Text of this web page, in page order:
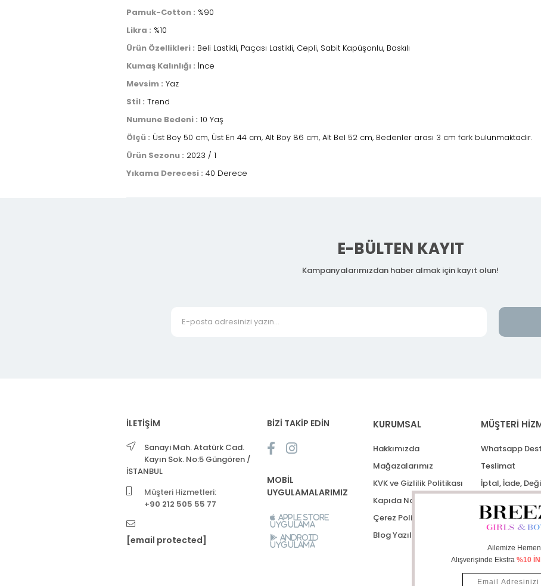
Pamuk-Cotton : %90
Likra : %10
Ürün Özellikleri : Beli Lastikli, Paçası Lastikli, Cepli, Sabit Kapüşonlu, Baskılı
Kumaş Kalınlığı : İnce
Mevsim : Yaz
Stil : Trend
Numune Bedeni : 10 Yaş
Ölçü : Üst Boy 50 cm, Üst En 44 cm, Alt Boy 86 cm, Alt Bel 52 cm, Bedenler arası 3 cm fark bulunmaktadır.
Ürün Sezonu : 2023 / 1
Yıkama Derecesi : 40 Derece
E-BÜLTEN KAYIT
Kampanyalarımızdan haber almak için kayıt olun!
İLETİŞİM
Sanayi Mah. Atatürk Cad.
Kayın Sok. No:5 Güngören /
İSTANBUL
Müşteri Hizmetleri:
+90 212 505 55 77
[email protected]
BİZİ TAKİP EDİN
MOBİL
UYGULAMALARIMIZ
Apple Store
Uygulama
Android
Uygulama
KURUMSAL
Hakkımızda
Mağazalarımız
KVK ve Gizlilik Politikası
Kapıda Nakit Ödeme
Çerez Politikası
Blog Yazıları
MÜŞTERİ
Whatsapp
Teslimat
İptal, İade,